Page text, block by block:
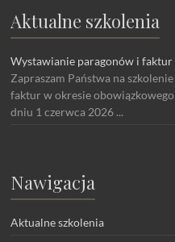
Aktualne szkolenia
Wystawianie paragonów i faktur
Zapraszam Państwa na
faktur w okresie obowiązkowego
dniu 1 czerwca 2026 ...
Nawigacja
Aktualne szkolenia